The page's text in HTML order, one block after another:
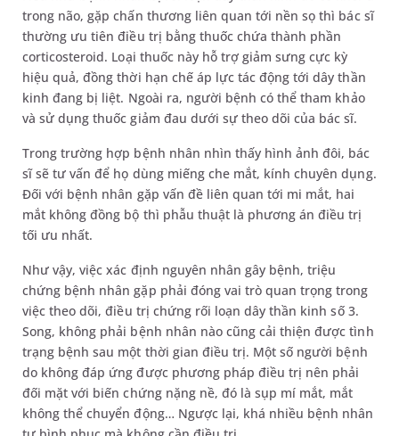
trong não, gặp chấn thương liên quan tới nền sọ thì bác sĩ
thường ưu tiên điều trị bằng thuốc chứa thành phần
corticosteroid. Loại thuốc này hỗ trợ giảm sưng cực kỳ
hiệu quả, đồng thời hạn chế áp lực tác động tới dây thần
kinh đang bị liệt. Ngoài ra, người bệnh có thể tham khảo
và sử dụng thuốc giảm đau dưới sự theo dõi của bác sĩ.
Trong trường hợp bệnh nhân nhìn thấy hình ảnh đôi, bác
sĩ sẽ tư vấn để họ dùng miếng che mắt, kính chuyên dụng.
Đối với bệnh nhân gặp vấn đề liên quan tới mi mắt, hai
mắt không đồng bộ thì phẫu thuật là phương án điều trị
tối ưu nhất.
Như vậy, việc xác định nguyên nhân gây bệnh, triệu
chứng bệnh nhân gặp phải đóng vai trò quan trọng trong
việc theo dõi, điều trị chứng rối loạn dây thần kinh số 3.
Song, không phải bệnh nhân nào cũng cải thiện được tình
trạng bệnh sau một thời gian điều trị. Một số người bệnh
do không đáp ứng được phương pháp điều trị nên phải
đối mặt với biến chứng nặng nề, đó là sụp mí mắt, mắt
không thể chuyển động… Ngược lại, khá nhiều bệnh nhân